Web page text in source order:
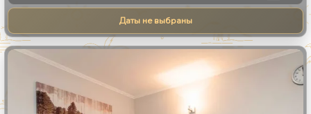
Даты не выбраны